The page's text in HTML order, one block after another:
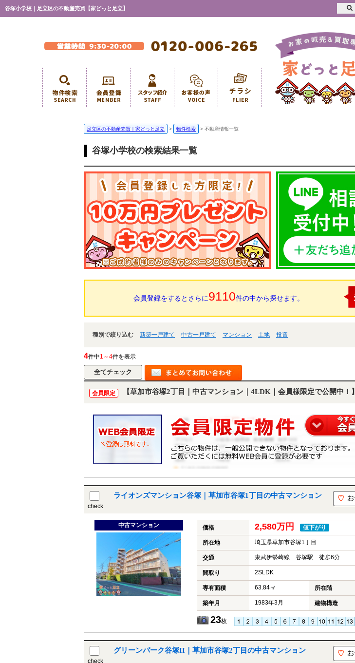
谷塚小学校｜足立区の不動産売買【家どっと足立】
足立区の不動産売買｜家どっと足立 > 物件検索 > 不動産情報一覧
谷塚小学校の検索結果一覧
会員登録をするとさらに9110件の中から探せます。
種別で絞り込む 新築一戸建て 中古一戸建て マンション 土地 投資
4件中1～4件を表示
会員限定 【草加市谷塚2丁目｜中古マンション｜4LDK｜会員様限定で公開中！】
check
ライオンズマンション谷塚｜草加市谷塚1丁目の中古マンション
中古マンション 価格 2,580万円 値下がり
所在地 埼玉県草加市谷塚1丁目
交通 東武伊勢崎線 谷塚駅 徒歩6分
間取り 2SLDK
専有面積 63.84㎡ 所在階
築年月 1983年3月 建物構造
23枚
check
グリーンパーク谷塚II｜草加市谷塚2丁目の中古マンション